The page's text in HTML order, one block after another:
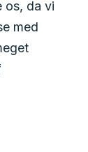
os, da vi
med